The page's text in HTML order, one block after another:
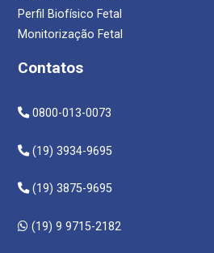
Perfil Biofísico Fetal
Monitorização Fetal
Contatos
0800-013-0073
(19) 3934-9695
(19) 3875-9695
(19) 9 9715-2182